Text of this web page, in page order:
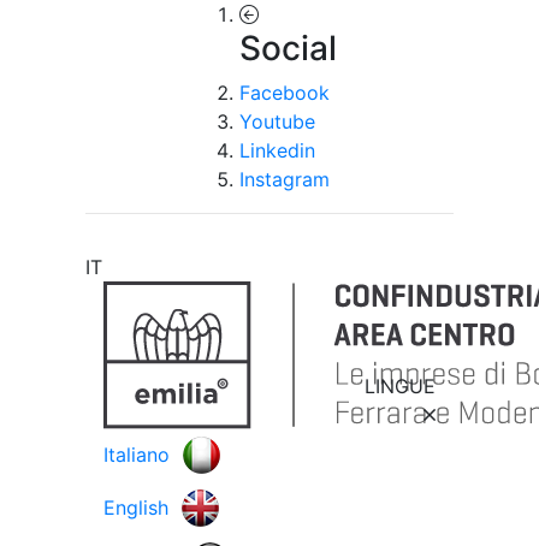
Social
Facebook
Youtube
Linkedin
Instagram
IT
LINGUE
Italiano
English